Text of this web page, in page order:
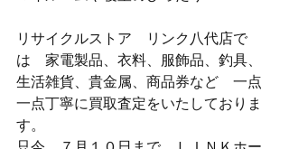
リサイクルストア　リンク八代店で
は　家電製品、衣料、服飾品、釣具、
生活雑貨、貴金属、商品券など　一点
一点丁寧に買取査定をいたしておりま
す。